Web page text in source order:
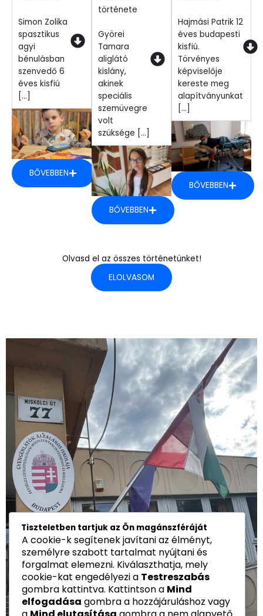
Simon Zolika
spasztikus
agyi
bénulásban
szenvedő 6
éves kisfiú
[...]
BŐVEBBEN
története
Györei
Tamara
aliglátó
kislány,
akinek
speciális
szemüvegre
volt
szüksége [...]
BŐVEBBEN
Hajmási Patrik 12
éves budapesti
kisfiú.
Törvényes
képviselője
kereste meg
alapítványunkat
[...]
BŐVEBBEN
Olvasd el az összes történetünket!
ELOLVASOM
Tiszteletben tartjuk az Ön magánszféráját
A cookie-k segítenek javítani az élményt,
személyre szabott tartalmat nyújtani és
forgalmat elemezni. Kiválaszthatja, mely
cookie-kat engedélyezi a Testreszabás
gombra kattintva. Kattintson a Mind
elfogadása gombra a hozzájáruláshoz vagy